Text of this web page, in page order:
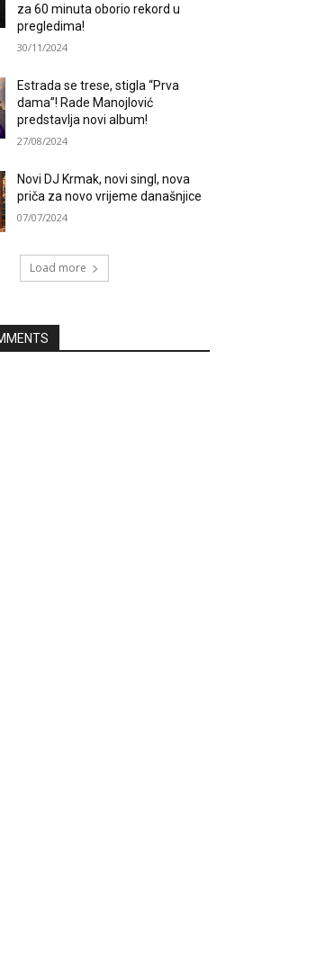
za 60 minuta oborio rekord u
pregledima!
30/11/2024
Estrada se trese, stigla “Prva
dama”! Rade Manojlović
predstavlja novi album!
27/08/2024
Novi DJ Krmak, novi singl, nova
priča za novo vrijeme današnjice
07/07/2024
Load more